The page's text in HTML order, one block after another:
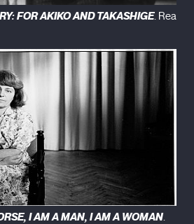
FOR AKIKO AND TAKASHIGE. Rea
I AM A MAN, I AM A WOMAN.